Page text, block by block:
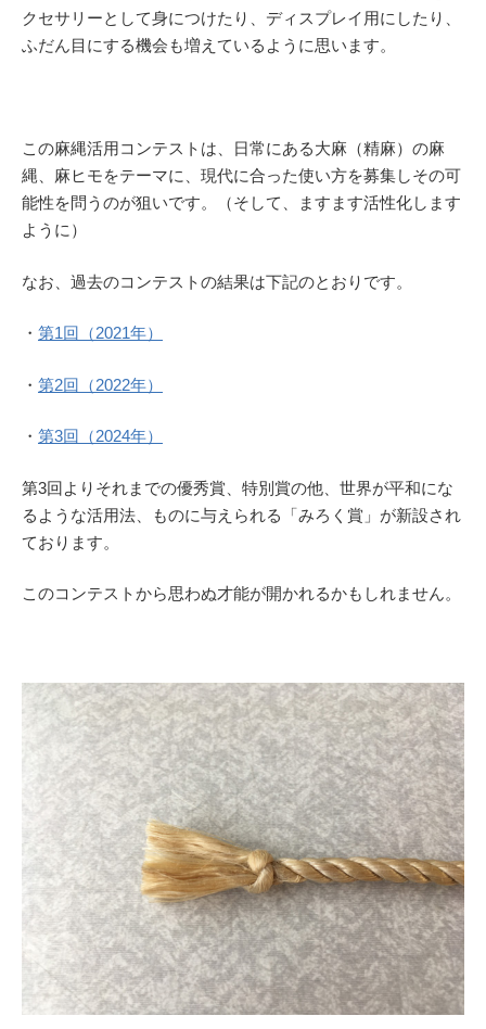
クセサリーとして身につけたり、ディスプレイ用にしたり、
ふだん目にする機会も増えているように思います。
この麻縄活用コンテストは、日常にある大麻（精麻）の麻
縄、麻ヒモをテーマに、現代に合った使い方を募集しその可
能性を問うのが狙いです。（そして、ますます活性化します
ように）
なお、過去のコンテストの結果は下記のとおりです。
・ 第1回（2021年）
・ 第2回（2022年）
・ 第3回（2024年）
第3回よりそれまでの優秀賞、特別賞の他、世界が平和にな
るような活用法、ものに与えられる「みろく賞」が新設され
ております。
このコンテストから思わぬ才能が開かれるかもしれません。